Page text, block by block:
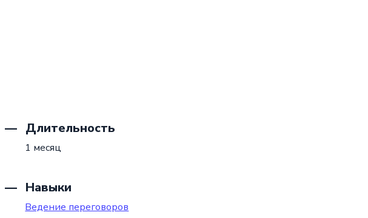
Длительность
1 месяц
Навыки
Ведение переговоров